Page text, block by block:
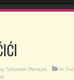
Vrhunski Recepti in